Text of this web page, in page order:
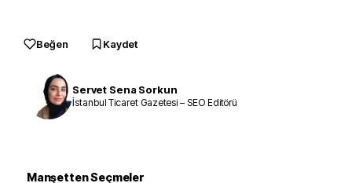
Beğen Kaydet
Servet Sena Sorkun
İstanbul Ticaret Gazetesi – SEO Editörü
Manşetten Seçmeler